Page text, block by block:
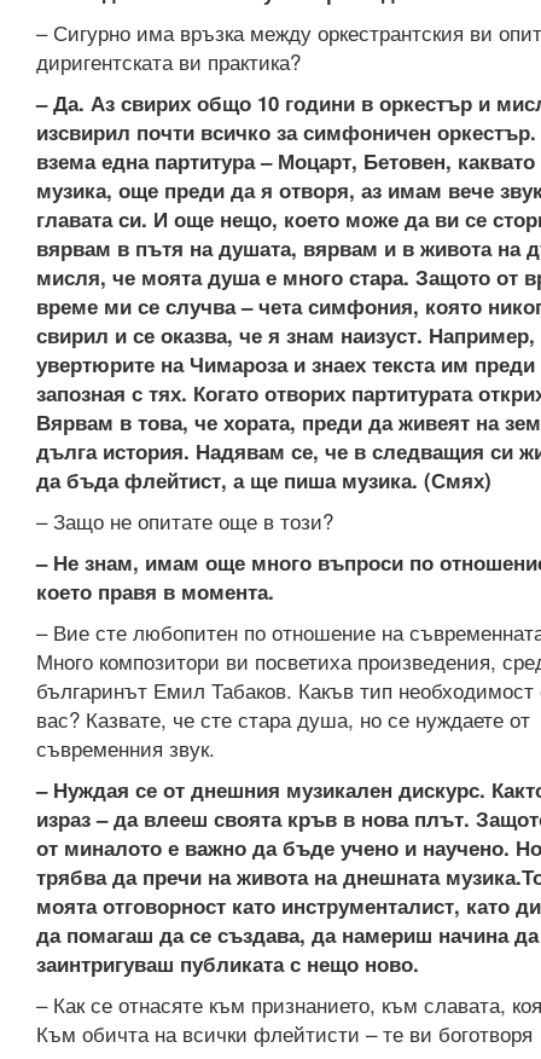
– Сигурно има връзка между оркестрантския ви
диригентската ви практика?
– Да. Аз свирих общо 10 години в оркестър и
изсвирил почти всичко за симфоничен оркестър.
взема една партитура – Моцарт, Бетовен,
музика, още преди да я отворя, аз имам вече
главата си. И още нещо, което може да ви се
вярвам в пътя на душата, вярвам и в живота на
мисля, че моята душа е много стара. Защото от
време ми се случва – чета симфония, която
свирил и се оказва, че я знам наизуст. Например,
увертюрите на Чимароза и знаех текста им преди
запозная с тях. Когато отворих партитурата
Вярвам в това, че хората, преди да живеят на
дълга история. Надявам се, че в следващия си
да бъда флейтист, а ще пиша музика. (Смях)
– Защо не опитате още в този?
– Не знам, имам още много въпроси по
което правя в момента.
– Вие сте любопитен по отношение на
Много композитори ви посветиха произведения,
българинът Емил Табаков. Какъв тип необходимост
вас? Казвате, че сте стара душа, но се нуждаете от
съвременния звук.
– Нуждая се от днешния музикален дискурс.
израз – да влееш своята кръв в нова плът.
от миналото е важно да бъде учено и научено.
трябва да пречи на живота на днешната
моята отговорност като инструменталист, като
да помагаш да се създава, да намериш начина да
заинтригуваш публиката с нещо ново.
– Как се отнасяте към признанието, към славата,
Към обичта на всички флейтисти – те ви боготворя